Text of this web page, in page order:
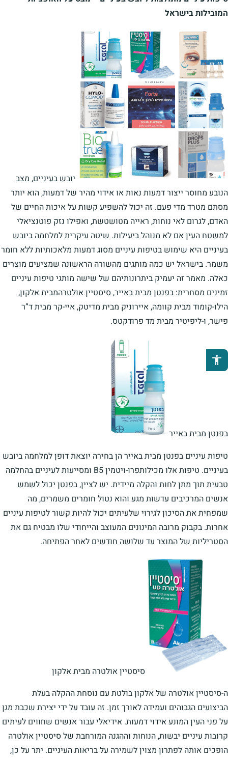
פתיחת סרגל נגישות
המובילות בישראל
יובש בעיניים, מצב
הנובע מחוסר ייצור דמעות נאות או אידוי מהיר של דמעות, הוא יותר
מסתם מטרד מדי פעם. זה יכול להשפיע קשות על איכות החיים של
האדם, לגרום לאי נוחות, ראייה מטושטשת, ואפילו נזק פוטנציאלי
למשטח העין אם לא מנוהל ביעילות. שיטה עיקרית למלחמה ביובש
בעיניים היא שימוש בטיפות עיניים מסוג דמעות מלאכותיות ללא חומר
משמר. בישראל יש כמה מותגים מהשורה הראשונה שמציעים מוצרים
כאלה. מאמר זה יעמיק ביתרונותיהם של שישה מותגי טיפות עיניים
זמינים מסחרית: בפנטן מבית באייר, סיסטיין אולטרהמבית אלקון,
הילו-קומוד מבית קוומה, איירוניק מבית מדיטק, איי-קר מבית ד”ר
פישר, ו-ליפיטיר מבית מד פרודקטס.
בפנטן מבית באייר
טיפות עיניים בפנטן מבית באייר הן בחירה יוצאת דופן למלחמה ביובש
בעיניים. טיפות אלו מכילותפרו-ויטמין B5 ומסייעות לעיניים בהחלמה
טבעית תוך מתן לחות והקלה מיידית. יש לציין, בפנטן יכול לשמש
אנשים המרכיבים עדשות מגע והוא נטול חומרים משמרים, מה
שמפחית את הסיכון לגירוי שלעיתים יכול להיות קשור לטיפות עיניים
אחרות. בקבוק מרובה המינונים המעוצב והייחודי שלו מבטיח גם את
הסטריליות של המוצר עד שלושה חודשים לאחר הפתיחה.
סיסטיין אולטרה מבית אלקון
ה-סיסטיין אולטרה של אלקון בולטת עם נוסחת ההקלה בעלת
הביצועים הגבוהים ועמידה לאורך זמן. זה עובד על ידי יצירת שכבת מגן
על פני העין המונע אידוי דמעות. אידיאלי עבור אנשים שחווים לעיתים
קרובות עיניים יבשות, הנוחות וההגנה המורחבת של סיסטיין אולטרה
הופכים אותה לפתרון מצוין לשמירה על בריאות העיניים. יתר על כן,